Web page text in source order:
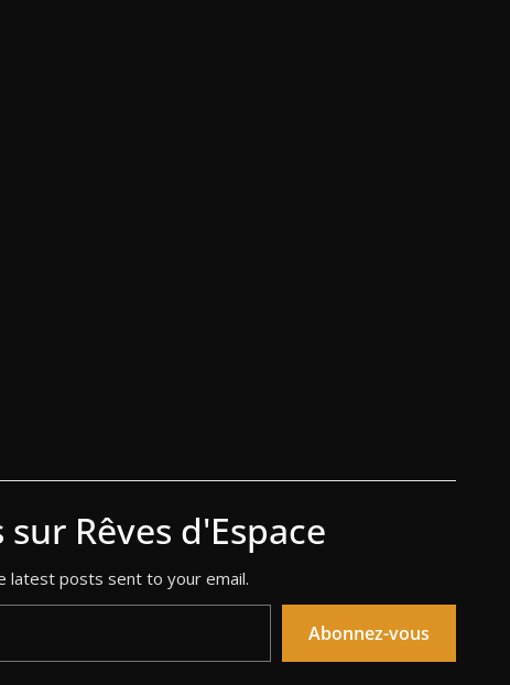
Rêves d'Espace
latest posts sent to your email.
Abonnez-vous